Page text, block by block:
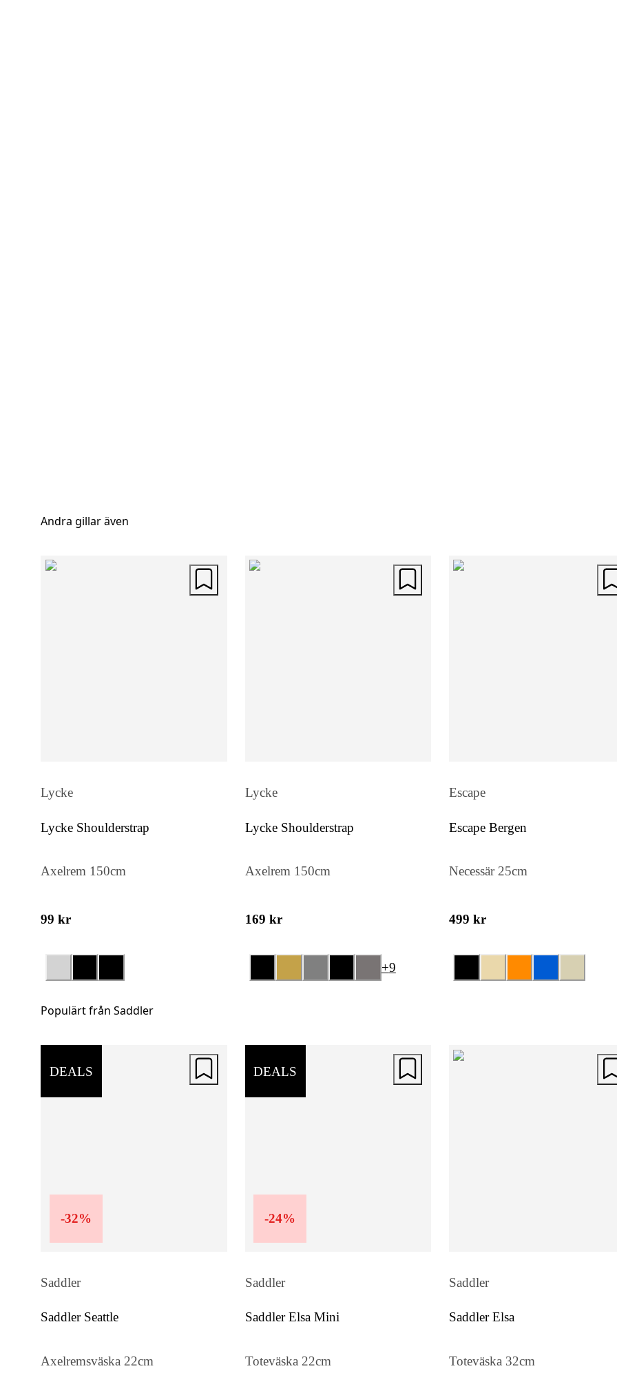
Andra gillar även
Lycke
Lycke Shoulderstrap
Axelrem 150cm
99 kr
Lycke
Lycke Shoulderstrap
Axelrem 150cm
169 kr
+9
Escape
Escape Bergen
Necessär 25cm
499 kr
Populärt från Saddler
DEALS
-32%
Saddler
Saddler Seattle
Axelremsväska 22cm
DEALS
-24%
Saddler
Saddler Elsa Mini
Toteväska 22cm
Saddler
Saddler Elsa
Toteväska 32cm